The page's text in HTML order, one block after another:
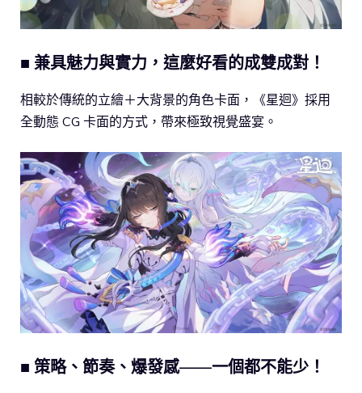
■ 兼具魅力與實力，這麼好看的成雙成對！
相較於傳統的立繪＋大背景的角色卡面，《星迴》採用
全動態 CG 卡面的方式，帶來極致視覺盛宴。
■ 策略、節奏、爆發感——一個都不能少！